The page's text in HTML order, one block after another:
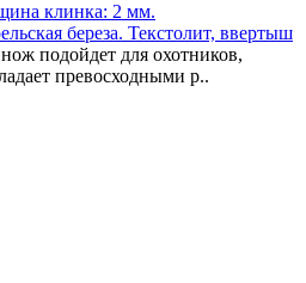
клинка: 2 мм.
береза. Текстолит, ввертыш
подойдет для охотников,
превосходными р..